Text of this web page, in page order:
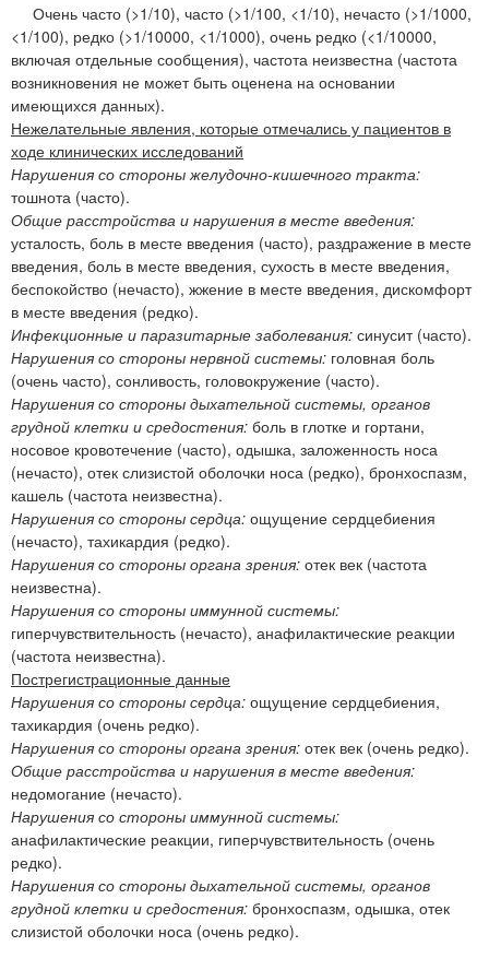
Очень часто (>1/10), часто (>1/100, <1/10), нечасто (>1/1000,
<1/100), редко (>1/10000, <1/1000), очень редко (<1/10000,
включая отдельные сообщения), частота неизвестна (частота
возникновения не может быть оценена на основании
имеющихся данных).
Нежелательные явления, которые отмечались у пациентов в
ходе клинических исследований
Нарушения со стороны желудочно-кишечного тракта:
тошнота (часто).
Общие расстройства и нарушения в месте введения:
усталость, боль в месте введения (часто), раздражение в месте
введения, боль в месте введения, сухость в месте введения,
беспокойство (нечасто), жжение в месте введения, дискомфорт
в месте введения (редко).
Инфекционные и паразитарные заболевания: синусит (часто).
Нарушения со стороны нервной системы: головная боль
(очень часто), сонливость, головокружение (часто).
Нарушения со стороны дыхательной системы, органов
грудной клетки и средостения: боль в глотке и гортани,
носовое кровотечение (часто), одышка, заложенность носа
(нечасто), отек слизистой оболочки носа (редко), бронхоспазм,
кашель (частота неизвестна).
Нарушения со стороны сердца: ощущение сердцебиения
(нечасто), тахикардия (редко).
Нарушения со стороны органа зрения: отек век (частота
неизвестна).
Нарушения со стороны иммунной системы:
гиперчувствительность (нечасто), анафилактические реакции
(частота неизвестна).
Пострегистрационные данные
Нарушения со стороны сердца: ощущение сердцебиения,
тахикардия (очень редко).
Нарушения со стороны органа зрения: отек век (очень редко).
Общие расстройства и нарушения в месте введения:
недомогание (нечасто).
Нарушения со стороны иммунной системы:
анафилактические реакции, гиперчувствительность (очень
редко).
Нарушения со стороны дыхательной системы, органов
грудной клетки и средостения: бронхоспазм, одышка, отек
слизистой оболочки носа (очень редко).